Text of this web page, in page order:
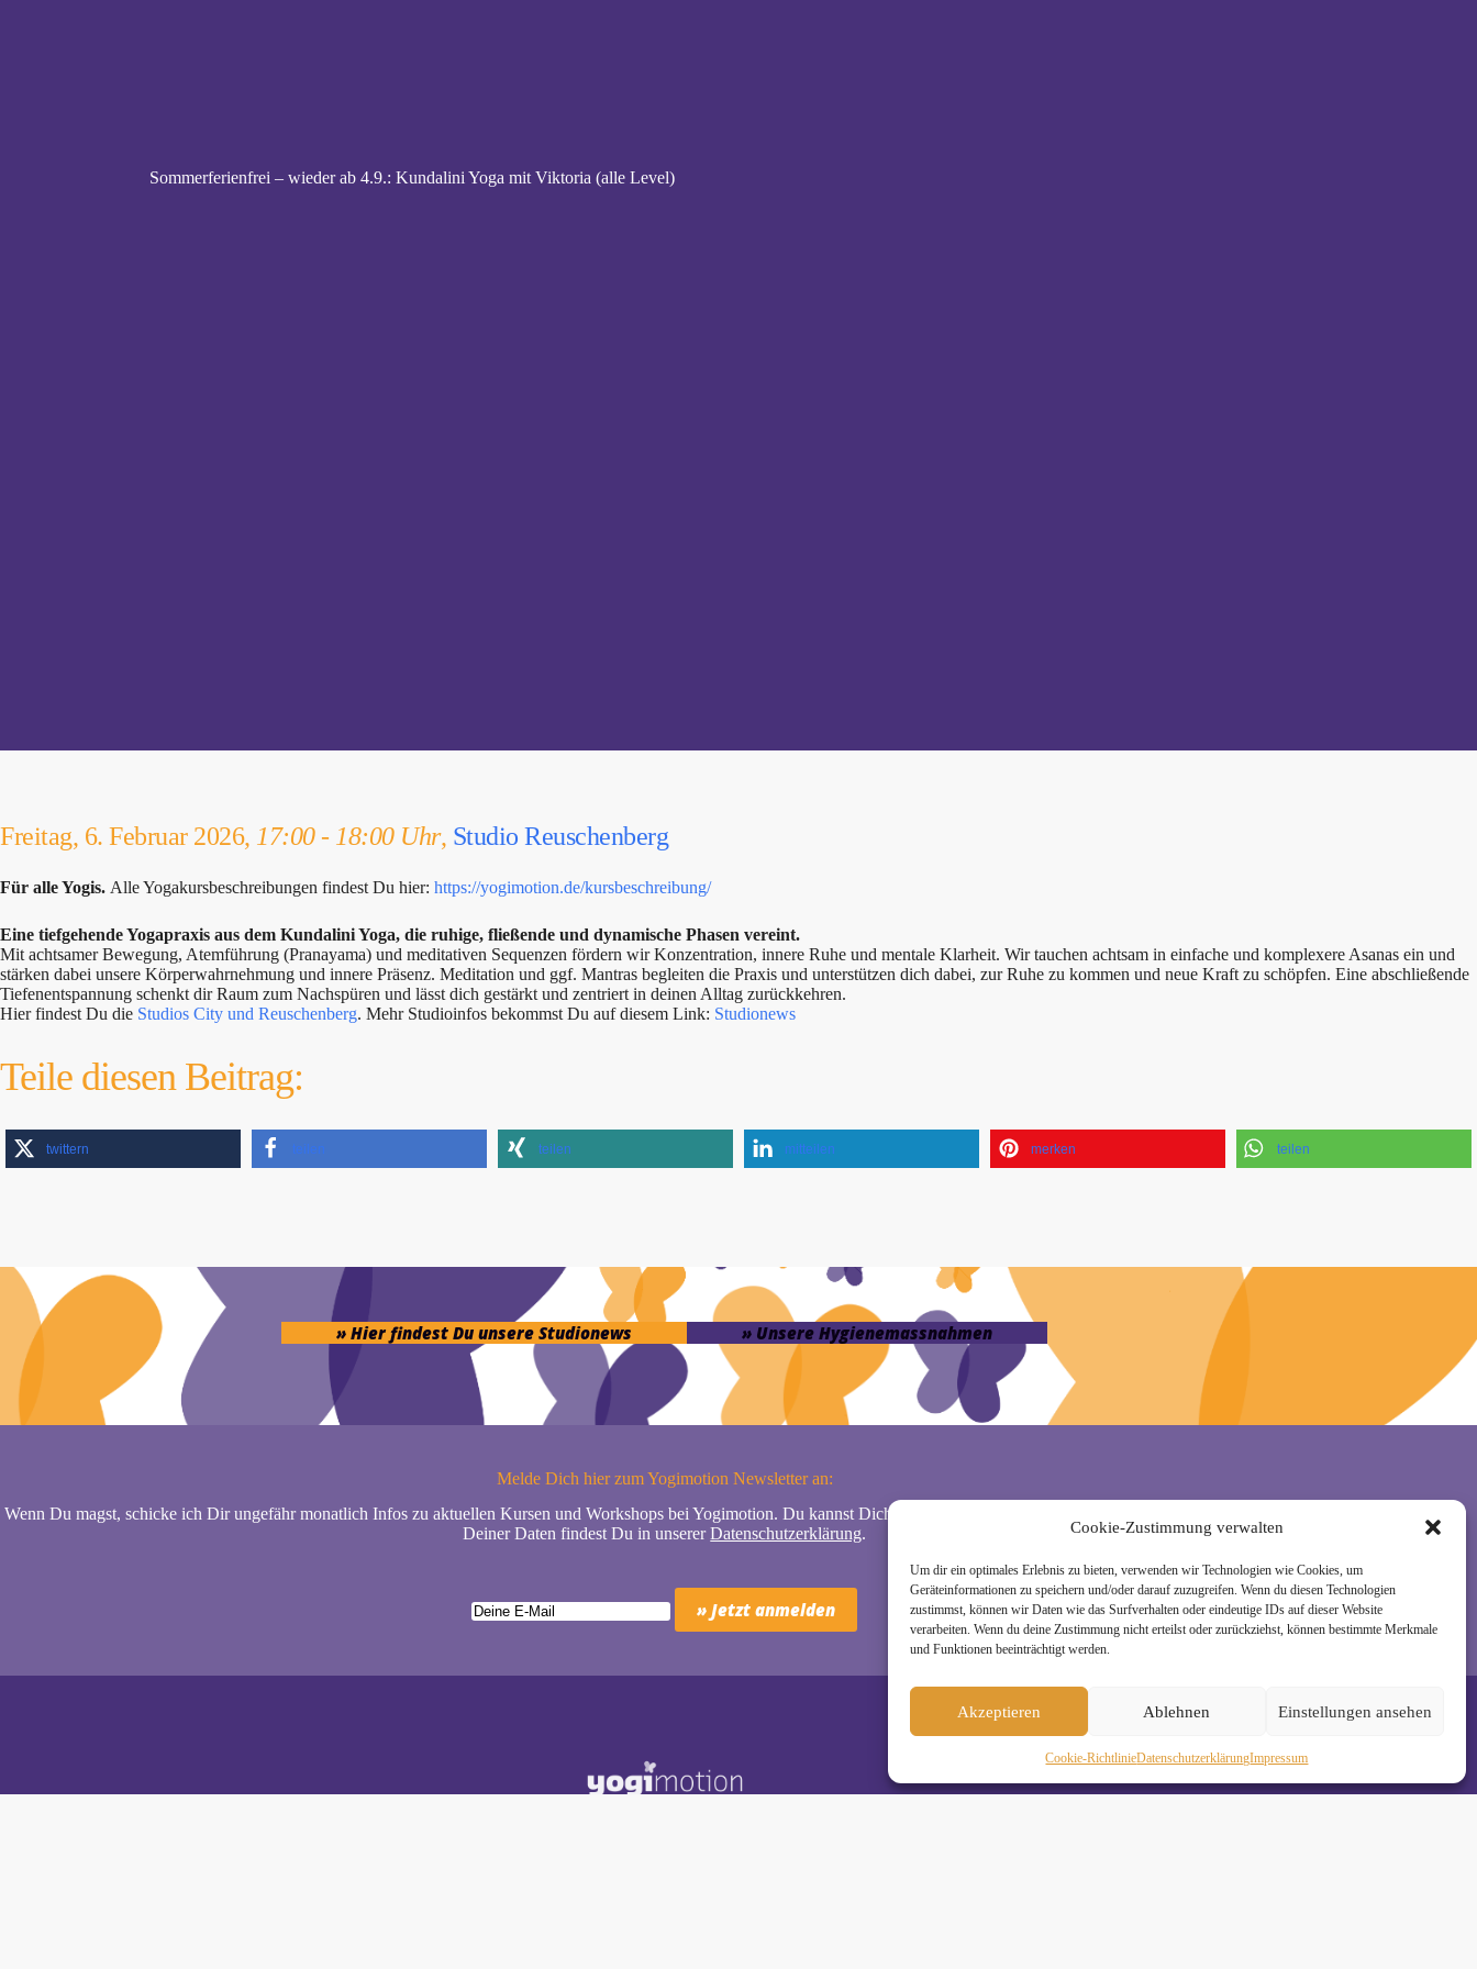
Cookie-Zustimmung verwalten
Um dir ein optimales Erlebnis zu bieten, verwenden wir Technologien wie Cookies, um
Geräteinformationen zu speichern und/oder darauf zuzugreifen. Wenn du diesen Technologien
zustimmst, können wir Daten wie das Surfverhalten oder eindeutige IDs auf dieser Website
verarbeiten. Wenn du deine Zustimmung nicht erteilst oder zurückziehst, können bestimmte Merkmale
und Funktionen beeinträchtigt werden.
Akzeptieren Ablehnen Einstellungen ansehen
Cookie-RichtlinieDaten­schutz­erklä­rungImpressum
Sommerferienfrei – wieder ab 4.9.: Kundalini Yoga mit Viktoria (alle Level)
Freitag, 6. Februar 2026, 17:00 - 18:00 Uhr, Studio Reuschenberg
Für alle Yogis. Alle Yogakursbeschreibungen findest Du hier: https://yogimotion.de/kursbeschreibung/
Eine tiefgehende Yogapraxis aus dem Kundalini Yoga, die ruhige, fließende und dynamische Phasen vereint.
Mit achtsamer Bewegung, Atemführung (Pranayama) und meditativen Sequenzen fördern wir Konzentration, innere Ruhe und mentale Klarheit. Wir tauchen achtsam in einfache und komplexere Asanas ein und
stärken dabei unsere Körperwahrnehmung und innere Präsenz. Meditation und ggf. Mantras begleiten die Praxis und unterstützen dich dabei, zur Ruhe zu kommen und neue Kraft zu schöpfen. Eine abschließende
Tiefenentspannung schenkt dir Raum zum Nachspüren und lässt dich gestärkt und zentriert in deinen Alltag zurückkehren.
Hier findest Du die Studios City und Reuschenberg. Mehr Studioinfos bekommst Du auf diesem Link: Studionews
Teile diesen Beitrag:
twittern teilen teilen mitteilen merken teilen
» Hier findest Du unsere Studionews » Unsere Hygienemassnahmen
Melde Dich hier zum Yogimotion Newsletter an:
Wenn Du magst, schicke ich Dir ungefähr monatlich Infos zu aktuellen Kursen und Workshops bei Yogimotion. Du kannst Dich natürlich jederzeit wieder abmelden. Alle Details zur Nutzung
Deiner Daten findest Du in unsererDatenschutzerklärung.